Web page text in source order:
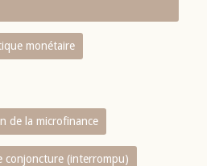
monétaire
de la microfinance
conjoncture (interrompu)